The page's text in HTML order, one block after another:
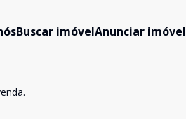
Buscar imóvelAnunciar imóvel